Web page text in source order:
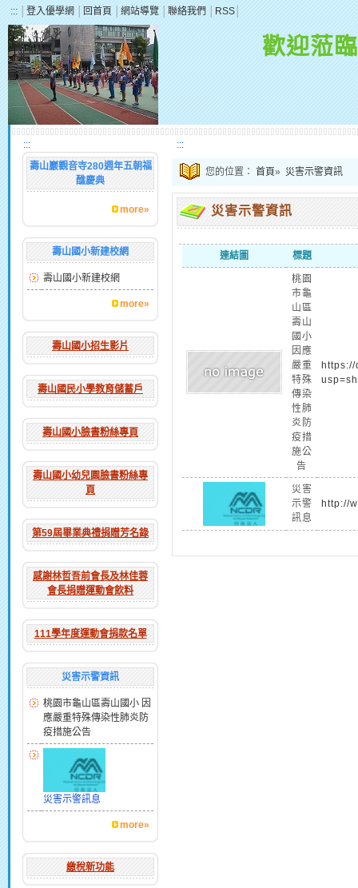
::: 登入優學網 回首頁 網站導覽 聯絡我們 RSS
歡迎蒞
:::
壽山巖觀音寺280週年五朝福
醮慶典
more»
壽山國小新建校網
壽山國小新建校網
more»
壽山國小招生影片
壽山國民小學教育儲蓄戶
壽山國小臉書粉絲專頁
壽山國小幼兒園臉書粉絲專
頁
第59屆畢業典禮捐贈芳名錄
感謝林哲吾前會長及林佳蓉
會長捐贈運動會飲料
111學年度運動會捐款名單
災害示警資訊
桃園市龜山區壽山國小 因
應嚴重特殊傳染性肺炎防
疫措施公告
災害示警訊息
more»
繳稅新功能
:::
您的位置： 首頁» 災害示警資訊
災害示警資訊
連結圖 標題
桃園
市龜
山區
壽山
國小
因應
嚴重
特殊
傳染
性肺
炎防
疫措
施公
告
災害
示警
訊息
http://